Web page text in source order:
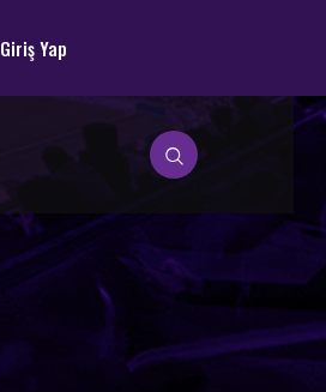
Giriş Yap